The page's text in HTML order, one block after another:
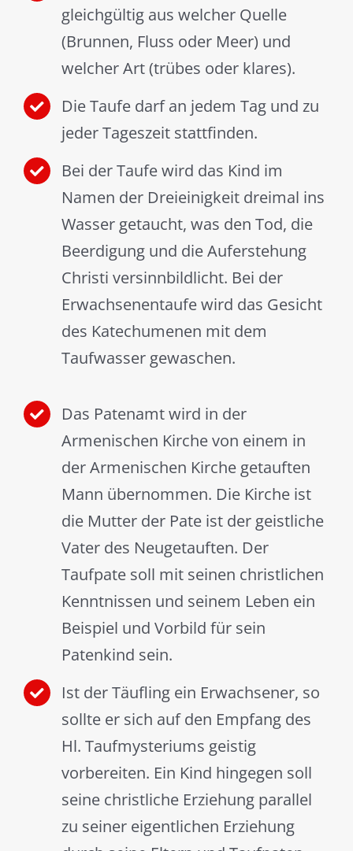
gleichgültig aus welcher Quelle
(Brunnen, Fluss oder Meer) und
welcher Art (trübes oder klares).
Die Taufe darf an jedem Tag und zu
jeder Tageszeit stattfinden.
Bei der Taufe wird das Kind im
Namen der Dreieinigkeit dreimal ins
Wasser getaucht, was den Tod, die
Beerdigung und die Auferstehung
Christi versinnbildlicht. Bei der
Erwachsenentaufe wird das Gesicht
des Katechumenen mit dem
Taufwasser gewaschen.
Das Patenamt wird in der
Armenischen Kirche von einem in
der Armenischen Kirche getauften
Mann übernommen. Die Kirche ist
die Mutter der Pate ist der geistliche
Vater des Neugetauften. Der
Taufpate soll mit seinen christlichen
Kenntnissen und seinem Leben ein
Beispiel und Vorbild für sein
Patenkind sein.
Ist der Täufling ein Erwachsener, so
sollte er sich auf den Empfang des
Hl. Taufmysteriums geistig
vorbereiten. Ein Kind hingegen soll
seine christliche Erziehung parallel
zu seiner eigentlichen Erziehung